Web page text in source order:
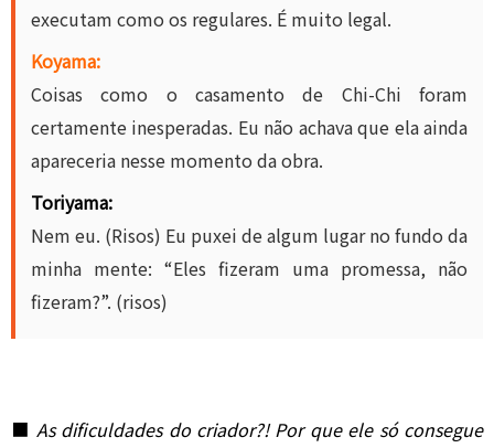
executam como os regulares. É muito legal.
Koyama:
Coisas como o casamento de Chi-Chi foram
certamente inesperadas. Eu não achava que ela ainda
apareceria nesse momento da obra.
Toriyama:
Nem eu. (Risos) Eu puxei de algum lugar no fundo da
minha mente: “Eles fizeram uma promessa, não
fizeram?”. (risos)
■ As dificuldades do criador?! Por que ele só consegue